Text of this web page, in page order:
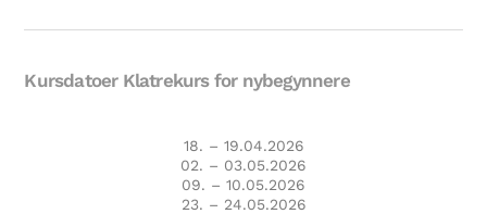
Kursdatoer Klatrekurs for nybegynnere
18. – 19.04.2026
02. – 03.05.2026
09. – 10.05.2026
23. – 24.05.2026